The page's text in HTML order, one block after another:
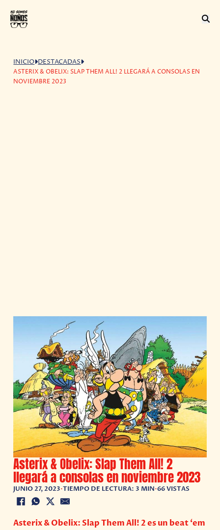
INICIO DESTACADAS
ASTERIX & OBELIX: SLAP THEM ALL! 2 LLEGARÁ A CONSOLAS EN
NOVIEMBRE 2023
Asterix & Obelix: Slap Them All! 2
llegará a consolas en noviembre 2023
JUNIO 27, 2023•TIEMPO DE LECTURA: 3 MIN•66 VISTAS
Asterix & Obelix: Slap Them All! 2 es un beat ‘em